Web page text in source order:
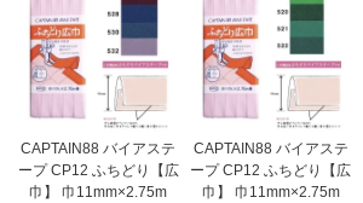
CAPTAIN88 バイアステ
ープ CP12 ふちどり【広
巾】 巾11mm×2.75m
CAPTAIN88 バイアステ
ープ CP12 ふちどり【広
巾】 巾11mm×2.75m